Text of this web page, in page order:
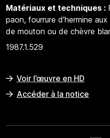
Matériaux et techniques :
paon, fourrure d’hermine
de mouton ou de chèvre
1987.1.529
Voir l’œuvre en HD
Accéder à la notice